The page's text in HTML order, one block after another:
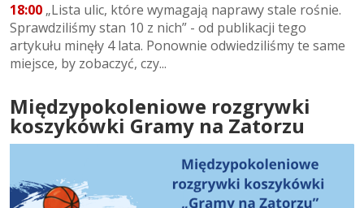
18:00 „Lista ulic, które wymagają naprawy stale rośnie.
Sprawdziliśmy stan 10 z nich” - od publikacji tego
artykułu minęły 4 lata. Ponownie odwiedziliśmy te same
miejsce, by zobaczyć, czy...
Międzypokoleniowe rozgrywki
koszykówki Gramy na Zatorzu